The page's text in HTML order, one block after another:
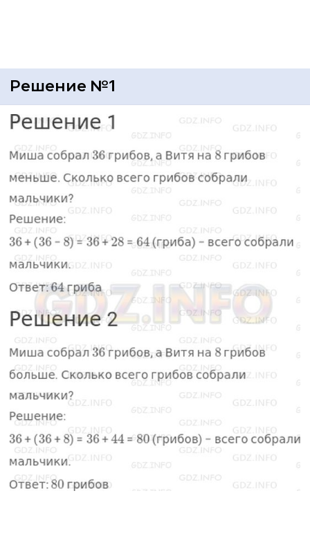
Решение №1